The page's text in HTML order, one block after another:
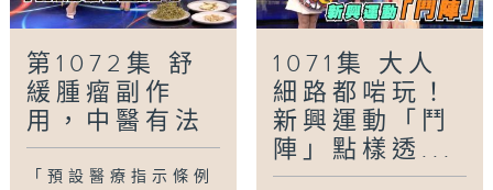
第1072集 舒
緩腫瘤副作
用，中醫有法
「預設醫療指示條例
1071集 大人
細路都啱玩！
新興運動「鬥
陣」點樣透...